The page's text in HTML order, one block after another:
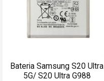
Bateria Samsung S20 Ultra
5G/ S20 Ultra G988